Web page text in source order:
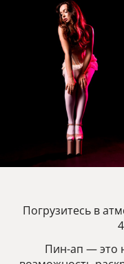
Погрузитесь в
Пин-ап — это